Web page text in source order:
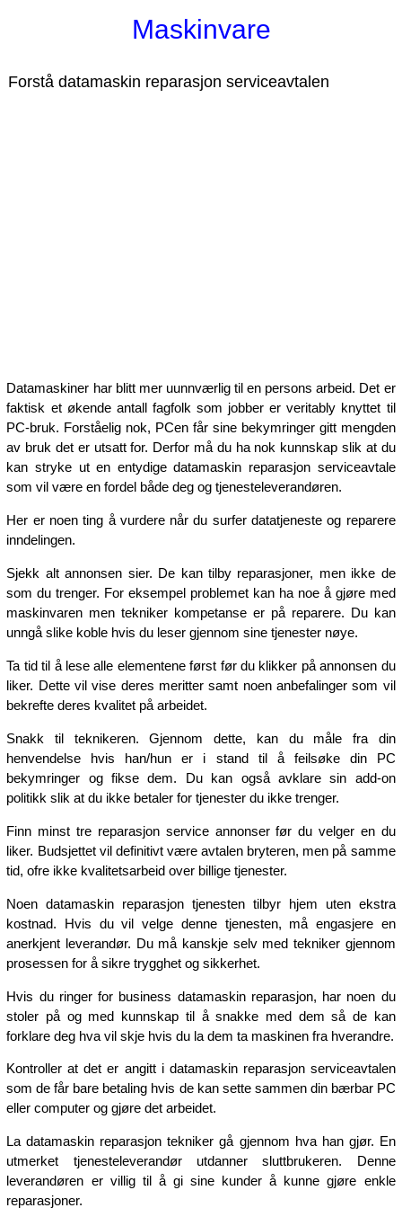
Maskinvare
Forstå datamaskin reparasjon serviceavtalen
Datamaskiner har blitt mer uunnværlig til en persons arbeid. Det er
faktisk et økende antall fagfolk som jobber er veritably knyttet til
PC-bruk. Forståelig nok, PCen får sine bekymringer gitt mengden
av bruk det er utsatt for. Derfor må du ha nok kunnskap slik at du
kan stryke ut en entydige datamaskin reparasjon serviceavtale
som vil være en fordel både deg og tjenesteleverandøren.
Her er noen ting å vurdere når du surfer datatjeneste og reparere
inndelingen.
Sjekk alt annonsen sier. De kan tilby reparasjoner, men ikke de
som du trenger. For eksempel problemet kan ha noe å gjøre med
maskinvaren men tekniker kompetanse er på reparere. Du kan
unngå slike koble hvis du leser gjennom sine tjenester nøye.
Ta tid til å lese alle elementene først før du klikker på annonsen du
liker. Dette vil vise deres meritter samt noen anbefalinger som vil
bekrefte deres kvalitet på arbeidet.
Snakk til teknikeren. Gjennom dette, kan du måle fra din
henvendelse hvis han/hun er i stand til å feilsøke din PC
bekymringer og fikse dem. Du kan også avklare sin add-on
politikk slik at du ikke betaler for tjenester du ikke trenger.
Finn minst tre reparasjon service annonser før du velger en du
liker. Budsjettet vil definitivt være avtalen bryteren, men på samme
tid, ofre ikke kvalitetsarbeid over billige tjenester.
Noen datamaskin reparasjon tjenesten tilbyr hjem uten ekstra
kostnad. Hvis du vil velge denne tjenesten, må engasjere en
anerkjent leverandør. Du må kanskje selv med tekniker gjennom
prosessen for å sikre trygghet og sikkerhet.
Hvis du ringer for business datamaskin reparasjon, har noen du
stoler på og med kunnskap til å snakke med dem så de kan
forklare deg hva vil skje hvis du la dem ta maskinen fra hverandre.
Kontroller at det er angitt i datamaskin reparasjon serviceavtalen
som de får bare betaling hvis de kan sette sammen din bærbar PC
eller computer og gjøre det arbeidet.
La datamaskin reparasjon tekniker gå gjennom hva han gjør. En
utmerket tjenesteleverandør utdanner sluttbrukeren. Denne
leverandøren er villig til å gi sine kunder å kunne gjøre enkle
reparasjoner.